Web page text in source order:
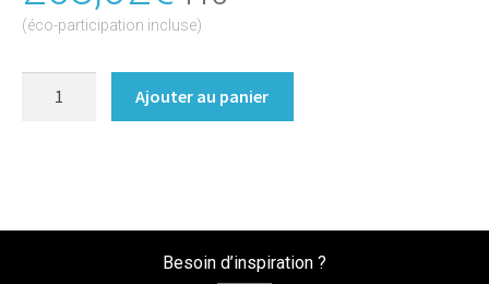
(éco-participation incluse)
Ajouter au panier
Besoin d’inspiration ?